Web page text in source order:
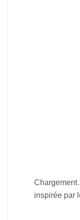
07-
06
inspirée par